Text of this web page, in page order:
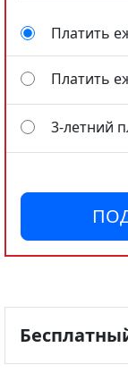
Платить
Платить
3-летний
Платить
3-летний
Цены указаны
Платить
3-летний
Цены указаны